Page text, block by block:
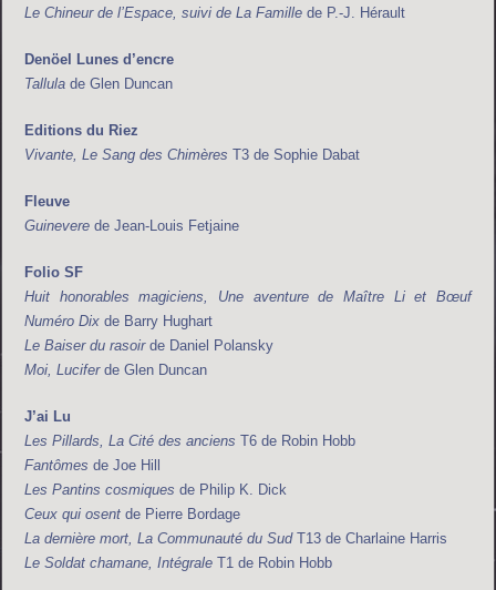
Le Chineur de l’Espace, suivi de La Famille de P.-J. Hérault
Denöel Lunes d’encre
Tallula de Glen Duncan
Editions du Riez
Vivante, Le Sang des Chimères T3 de Sophie Dabat
Fleuve
Guinevere de Jean-Louis Fetjaine
Folio SF
Huit honorables magiciens, Une aventure de Maître Li et Bœuf
Numéro Dix de Barry Hughart
Le Baiser du rasoirde Daniel Polansky
Moi, Luciferde Glen Duncan
J’ai Lu
Les Pillards, La Cité des anciens T6 de Robin Hobb
Fantômes de Joe Hill
Les Pantins cosmiques de Philip K. Dick
Ceux qui osent de Pierre Bordage
La dernière mort, La Communauté du SudT13 de Charlaine Harris
Le Soldat chamane, Intégrale T1 de Robin Hobb